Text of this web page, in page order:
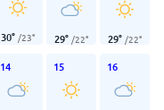
30° /23° 29° /22° 29° /22°
14 15 16